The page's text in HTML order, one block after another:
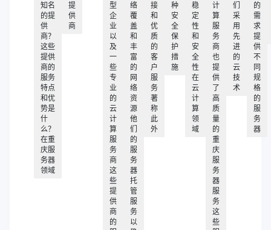
知名
的提
供
商？
这些
提供
商的
服务
特点
和优
势是
什
么？
在重
庆服
务器
领域
提
供
商
型
企
业
以
及
一
些
专
业
的
云
计
算
服
务
商
这
些
提
供
商
的
络
覆
盖
和
丰
富
的
网
络
资
源
他
们
的
服
务
器
托
管
服
务
以
接
和
优
质
的
客
户
服
务
著
称
此
外
种
安
全
保
护
措
施
稳
定
性
和
安
全
性
在
云
计
算
领
域
计
算
服
务
商
也
提
供
了
高
质
量
的
重
庆
服
务
器
服
务
这
些
们
采
用
先
进
的
云
技
术
的
需
求
提
供
不
同
规
格
的
服
务
器